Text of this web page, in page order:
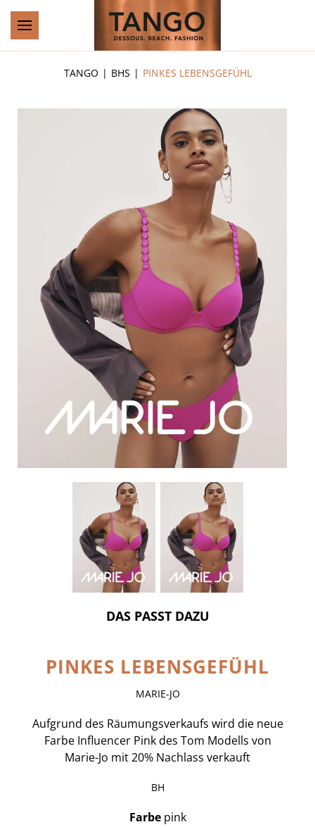
Zum Hauptinhalt springen
TANGO BHS PINKES LEBENSGEFÜHL
DAS PASST DAZU
PINKES LEBENSGEFÜHL
MARIE-JO
Aufgrund des Räumungsverkaufs wird die neue
Farbe Influencer Pink des Tom Modells von
Marie-Jo mit 20% Nachlass verkauft
BH
Farbepink